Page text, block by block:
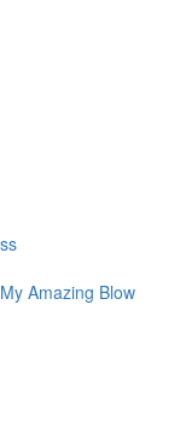
My Amazing Blow